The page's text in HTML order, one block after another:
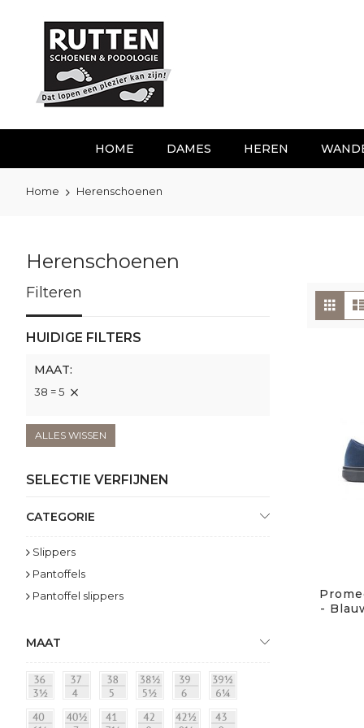
inhoud
HOME DAMES HEREN
Home Herenschoenen
Herenschoenen
als
-
Filteren
HUIDIGE FILTERS
MAAT
38 = 5
ALLES WISSEN
SELECTIE VERFIJNEN
CATEGORIE
Slippers
Pantoffels
Pantoffel slippers
MAAT